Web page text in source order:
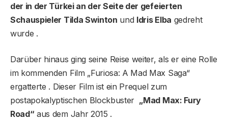
der in der Türkei an der Seite der gefeierten
Schauspieler Tilda Swinton und Idris Elba gedreht
wurde .
Darüber hinaus ging seine Reise weiter, als er eine Rolle
im kommenden Film „Furiosa: A Mad Max Saga“
ergatterte . Dieser Film ist ein Prequel zum
postapokalyptischen Blockbuster „Mad Max: Fury
Road“ aus dem Jahr 2015 .